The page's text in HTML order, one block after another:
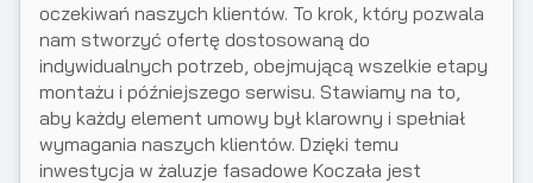
oczekiwań naszych klientów. To krok, który pozwala
nam stworzyć ofertę dostosowaną do
indywidualnych potrzeb, obejmującą wszelkie etapy
montażu i późniejszego serwisu. Stawiamy na to,
aby każdy element umowy był klarowny i spełniał
wymagania naszych klientów. Dzięki temu
inwestycja w żaluzje fasadowe Koczała jest